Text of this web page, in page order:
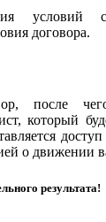
условий
договора.
после
который
о движении
результата!